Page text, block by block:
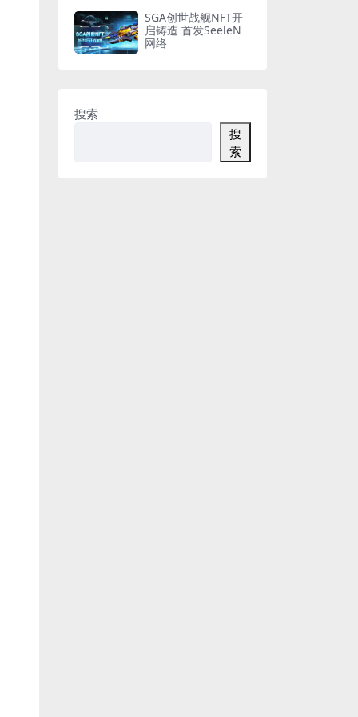
SGA创世战舰NFT开
启铸造 首发SeeleN
网络
搜索
搜
索